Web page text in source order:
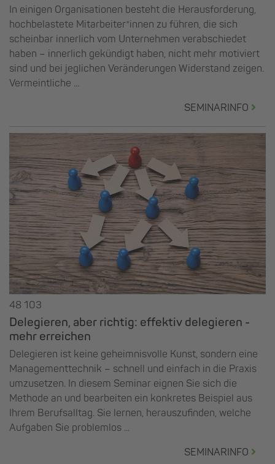
In einigen Organisationen besteht die Herausforderung,
hochbelastete Mitarbeiter*innen zu führen, die sich
scheinbar innerlich vom Unternehmen verabschiedet
haben – innerlich gekündigt haben, nicht mehr motiviert
sind und bei jeglichen Veränderungen Widerstand zeigen.
Vermeintliche ...
SEMINARINFO
48 103
Delegieren, aber richtig: effektiv delegieren -
mehr erreichen
Delegieren ist keine geheimnisvolle Kunst, sondern eine
Managementtechnik – schnell und einfach in die Praxis
umzusetzen. In diesem Seminar eignen Sie sich die
Methode an und bearbeiten ein konkretes Beispiel aus
Ihrem Berufsalltag. Sie lernen, herauszufinden, welche
Aufgaben Sie problemlos ...
SEMINARINFO